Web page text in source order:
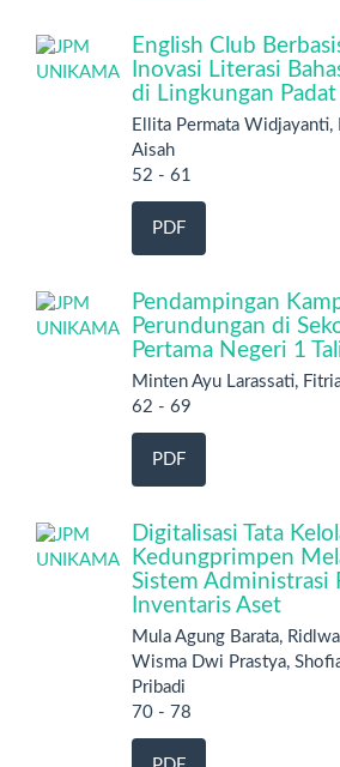
English Club
Inovasi Literasi
di Lingkungan
Ellita Permata Widjayanti,
Aisah
52 - 61
PDF
Pendampingan
Perundungan di
Pertama Negeri 1
Minten Ayu Larassati,
62 - 69
PDF
Digitalisasi Tata
Kedungprimpen
Sistem Administrasi
Inventaris Aset
Mula Agung Barata,
Wisma Dwi Prastya,
Pribadi
70 - 78